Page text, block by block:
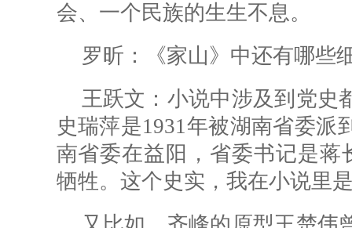
会、一个民族的生生不息。
罗昕：
《家山》中还有哪些
王跃文：小说中涉及到党史
史瑞萍是1931年被湖南省委派
南省委在益阳，省委书记是蒋
牺牲。这个史实，我在小说里